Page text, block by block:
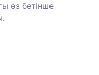
өз бетінше